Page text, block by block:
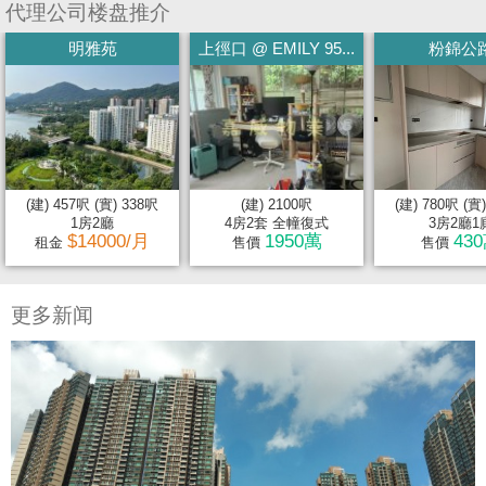
代理公司楼盘推介
明雅苑
(建) 457呎 (實) 338呎
1房2廳
租金 $14000/月
上徑口 @ EMILY 95...
(建) 2100呎
4房2套 全幢復式
售價 1950萬
粉錦公
(建) 780呎 (實
3房2廳1
售價
更多新闻